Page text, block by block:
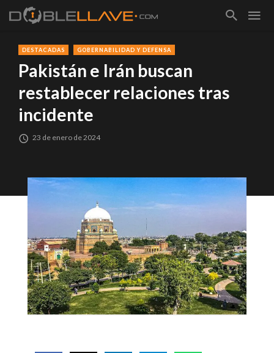
DESTACADAS GOBERNABILIDAD Y DEFENSA
Pakistán e Irán buscan
restablecer relaciones tras
incidente
23 de enero de 2024